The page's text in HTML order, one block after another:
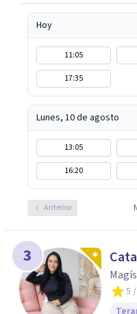
Hoy
11:05
17:35
Lunes, 10 de agosto
13:05
16:20
Anterior
3
5